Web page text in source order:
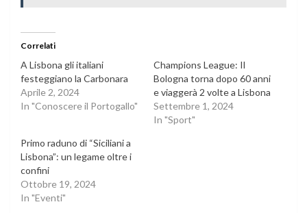
Correlati
A Lisbona gli italiani
festeggiano la Carbonara
Aprile 2, 2024
In "Conoscere il Portogallo"
Champions League: Il
Bologna torna dopo 60 anni
e viaggerà 2 volte a Lisbona
Settembre 1, 2024
In "Sport"
Primo raduno di “Siciliani a
Lisbona”: un legame oltre i
confini
Ottobre 19, 2024
In "Eventi"